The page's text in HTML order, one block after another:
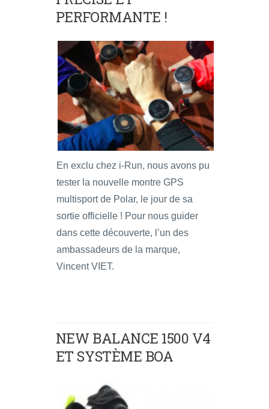
PERFORMANTE !
En exclu chez i-Run, nous avons pu
tester la nouvelle montre GPS
multisport de Polar, le jour de sa
sortie officielle ! Pour nous guider
dans cette découverte, l’un des
ambassadeurs de la marque,
Vincent VIET.
NEW BALANCE 1500 V4
ET SYSTÈME BOA